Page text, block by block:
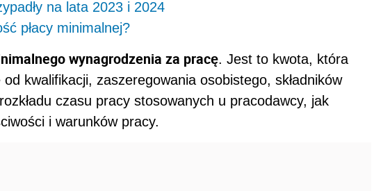
na lata 2023 i 2024
płacy minimalnej?
wynagrodzenia za pracę. Jest to kwota, która
od kwalifikacji, zaszeregowania osobistego, składników
czasu pracy stosowanych u pracodawcy, jak
i warunków pracy.